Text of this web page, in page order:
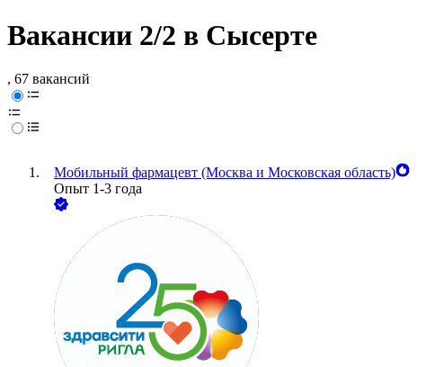
Вакансии 2/2 в Сысерте
, 67 вакансий
Мобильный фармацевт (Москва и Московская область)
Опыт 1-3 года